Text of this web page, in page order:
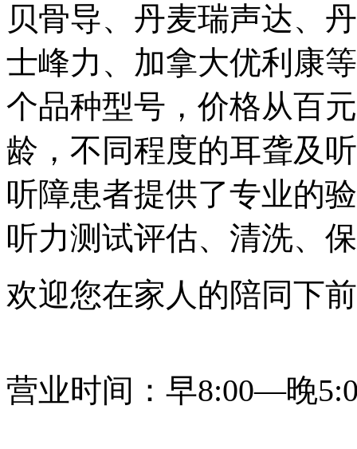
贝骨导、丹麦瑞声达、
士峰力、加拿大优利康
个品种型号，价格从百
龄，不同程度的耳聋及
听障患者提供了专业的
听力测试评估、清洗、
欢迎您在家人的陪同下
营业时间：早8:00—晚